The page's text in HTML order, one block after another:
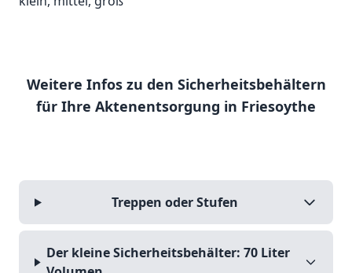
Weitere Infos zu den Sicherheitsbehältern
für Ihre Aktenentsorgung in Friesoythe
Treppen oder Stufen
Der kleine Sicherheitsbehälter: 70 Liter